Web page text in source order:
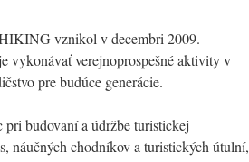
vznikol v decembri 2009.
vykonávať verejnoprospešné aktivity v
pre budúce generácie.
budovaní a údržbe turistickej
náučných chodníkov a turistických útulní,